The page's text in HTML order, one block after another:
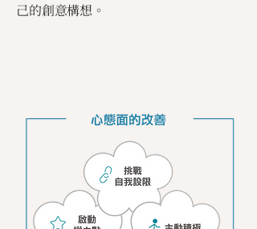
己的創意構想。